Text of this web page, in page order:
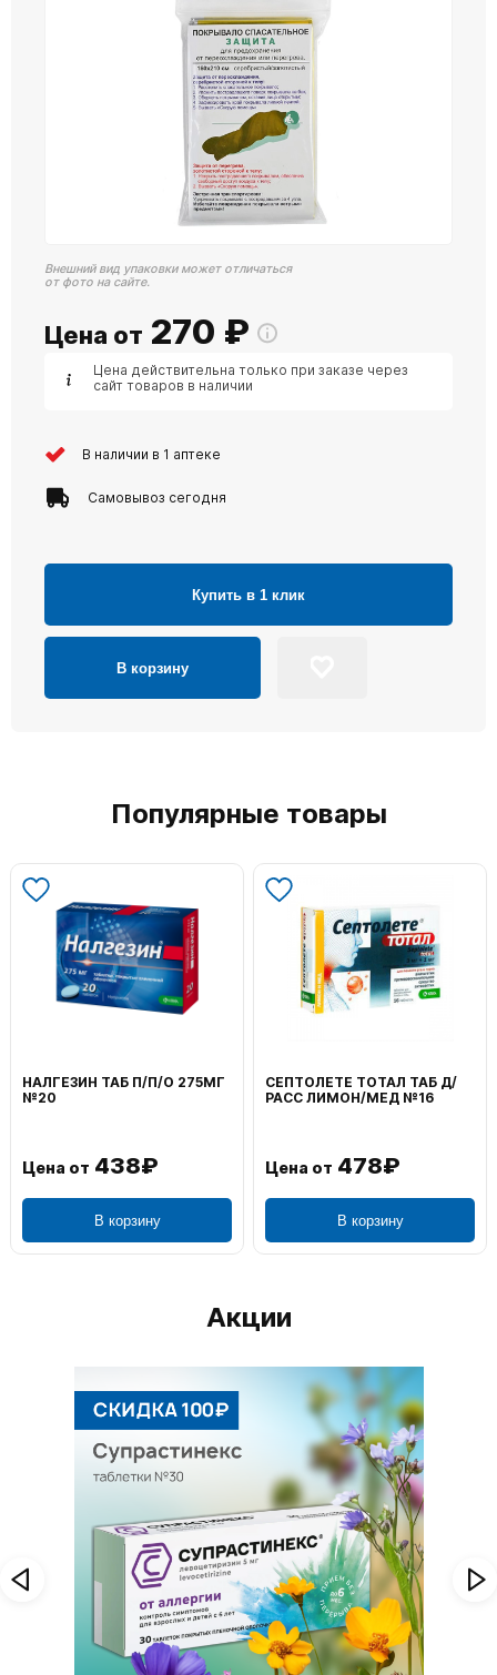
Внешний вид упаковки может отличаться
от фото на сайте.
Цена от 270 ₽
Цена действительна только при заказе через
сайт товаров в наличии
В наличии в 1 аптеке
Самовывоз сегодня
Купить в 1 клик
В корзину
Популярные товары
НАЛГЕЗИН ТАБ П/П/О 275МГ
№20
Цена от 438₽
В корзину
СЕПТОЛЕТЕ ТОТАЛ ТАБ Д/
РАСС ЛИМОН/МЕД №16
Цена от 478₽
В корзину
Акции